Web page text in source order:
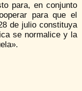
para, en conjunto
para que el
de julio constituya
se normalice y la